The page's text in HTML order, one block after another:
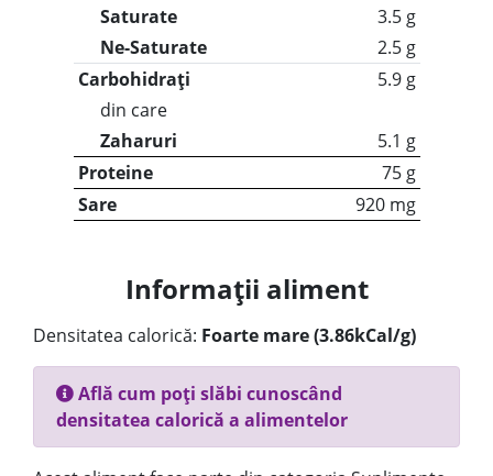
Saturate
3.5 g
Ne-Saturate
2.5 g
Carbohidrați
5.9 g
din care
Zaharuri
5.1 g
Proteine
75 g
Sare
920 mg
Informații aliment
Densitatea calorică: Foarte mare (3.86kCal/g)
Află cum poți slăbi cunoscând
densitatea calorică a alimentelor